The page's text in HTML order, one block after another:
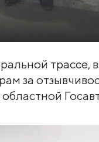
трассе,
за